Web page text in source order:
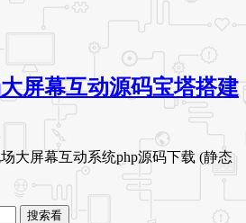
屏幕互动源码宝塔搭建
大屏幕互动系统php源码下载 (静态
搜索看